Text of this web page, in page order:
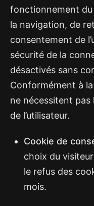
fonctionnement du
la navigation, de
consentement de
sécurité de la
désactivés sans
Conformément à
ne nécessitent
de l’utilisateur.
Cookie de
choix du
le refus des
mois.